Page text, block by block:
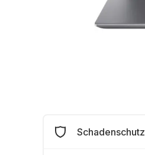
Schadenschutz